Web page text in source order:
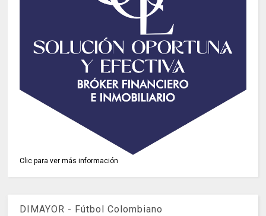
Clic para ver más información
DIMAYOR - Fútbol Colombiano